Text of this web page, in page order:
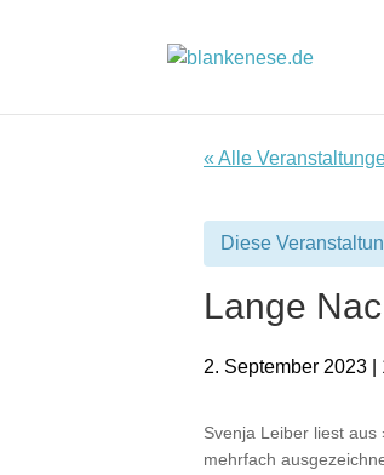
« Alle
Diese
Lange
2. September 2023 |
Svenja Leiber liest
mehrfach